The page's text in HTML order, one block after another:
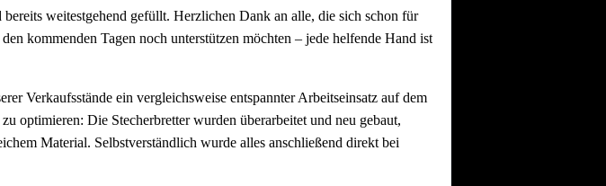
bereits weitestgehend gefüllt. Herzlichen Dank an alle, die sich schon für
kommenden Tagen noch unterstützen möchten – jede helfende Hand ist
Verkaufsstände ein vergleichsweise entspannter Arbeitseinsatz auf dem
optimieren: Die Stecherbretter wurden überarbeitet und neu gebaut,
Material. Selbstverständlich wurde alles anschließend direkt bei